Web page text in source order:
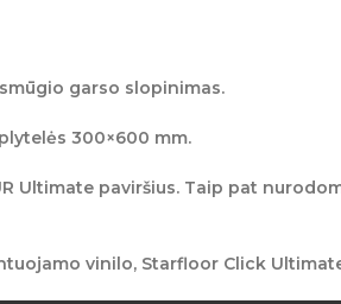
garso slopinimas.
plytelės 300×600 mm.
Ultimatepaviršius. Taip pat
vinilo, Starfloor Click